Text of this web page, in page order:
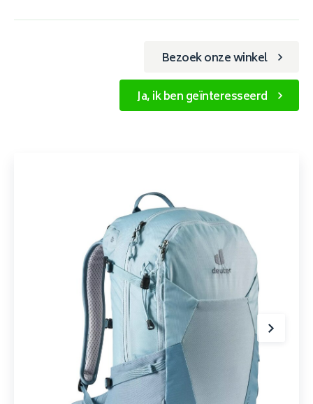
Bezoek onze winkel
Ja, ik ben geïnteresseerd